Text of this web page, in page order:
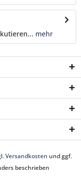
mehr
Versandkosten und ggf.
beschrieben